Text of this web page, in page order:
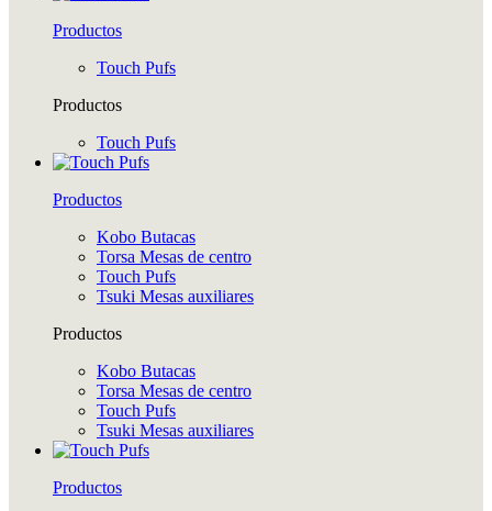
Productos
Touch Pufs
Productos
Touch Pufs
Productos
Kobo Butacas
Torsa Mesas de centro
Touch Pufs
Tsuki Mesas auxiliares
Productos
Kobo Butacas
Torsa Mesas de centro
Touch Pufs
Tsuki Mesas auxiliares
Productos